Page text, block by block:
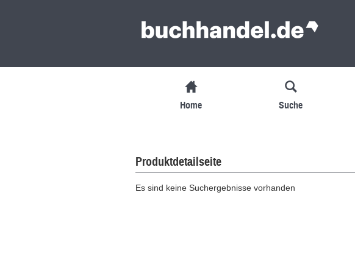
Home Suche
Produktdetailseite
Es sind keine Suchergebnisse vorhanden